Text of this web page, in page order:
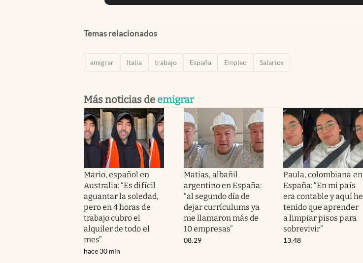
Temas relacionados
emigrar Italia trabajo España Empleo Salarios
Más noticias de emigrar
Mario, español en
Australia: “Es difícil
aguantar la soledad,
pero en 4 horas de
trabajo cubro el
alquiler de todo el
mes”
hace 30 min
Matias, albañil
argentino en España:
“al segundo día de
dejar currículums ya
me llamaron más de
10 empresas”
08:29
Paula, colombiana en
España: “En mi país
era contable y aquí he
tenido que aprender
a limpiar pisos para
sobrevivir”
13:48